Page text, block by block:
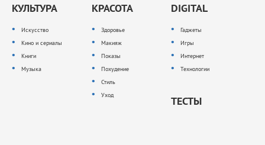
КУЛЬТУРА
Искусство
Кино и сериалы
Книги
Музыка
КРАСОТА
Здоровье
Макияж
Показы
Похудение
Стиль
Уход
DIGITAL
Гаджеты
Игры
Интернет
Технологии
ТЕСТЫ